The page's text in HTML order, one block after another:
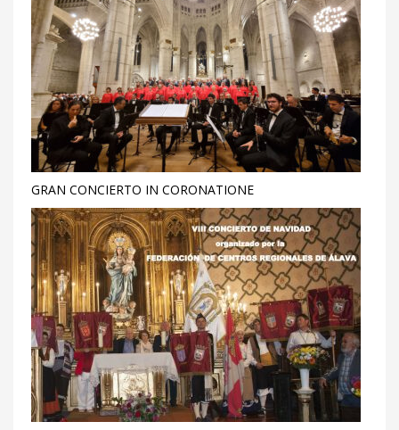
GRAN CONCIERTO IN CORONATIONE